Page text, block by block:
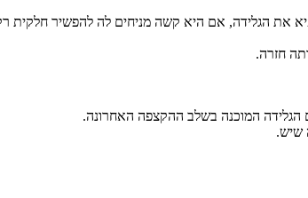
את הגלידה, אם היא קשה מניחים לה להפשיר
חזרה.
שיש.